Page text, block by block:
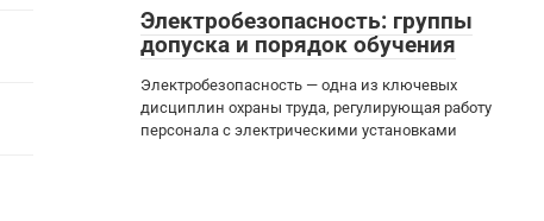
Электробезопасность: группы
допуска и порядок обучения
Электробезопасность — одна из ключевых
дисциплин охраны труда, регулирующая работу
персонала с электрическими установками